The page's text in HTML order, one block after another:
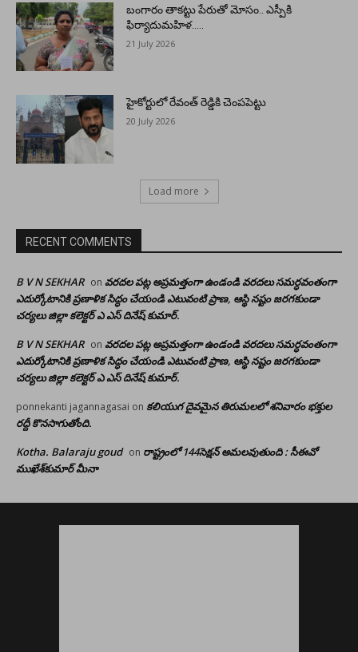
బంగారం తాకట్టు పేరుతో మోసం.. ఎస్పీకి
ఫిర్యాదుమహిళ…..
21 July 2026
హైకోర్టులో రేవంత్ రెడ్డికి చెంపపెట్టు
20 July 2026
Load more
RECENT COMMENTS
B V N SEKHAR on వరదల పట్ల అప్రమత్తంగా ఉండండి వరదలు సమర్ధవంతంగా
ఎదుర్కోటానికి ప్రణాళిక సిద్ధం చేయండి ఎటువంటి ప్రాణ, ఆస్థి నష్టం జరగకుండా
చర్యలు జిల్లా కలెక్టర్ ఎ ఎస్ దినేష్ కుమార్.
B V N SEKHAR on వరదల పట్ల అప్రమత్తంగా ఉండండి వరదలు సమర్ధవంతంగా
ఎదుర్కోటానికి ప్రణాళిక సిద్ధం చేయండి ఎటువంటి ప్రాణ, ఆస్థి నష్టం జరగకుండా
చర్యలు జిల్లా కలెక్టర్ ఎ ఎస్ దినేష్ కుమార్.
ponnekanti jagannagasai on కలియుగ దైవమైన తిరుమలలో శనివారం భక్తుల
రద్దీ కొనసాగుతోంది.
Kotha. Balaraju goud on రాష్ట్రంలో 144సెక్షన్ అమలవుతుంది : సీఈవో
ముఖేశ్‌కుమార్‌ మీనా